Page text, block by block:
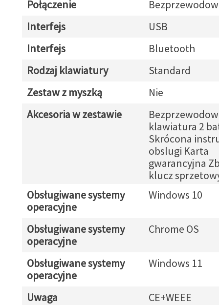
Połączenie
Interfejs
USB
Interfejs
Bluetooth
Rodzaj klawiatury
Standard
Zestaw z myszką
Nie
Akcesoria w zestawie
klawiatura 2
Skrócona
obslugi Karta
gwarancyjna
klucz
Obsługiwane systemy
operacyjne
Windows 10
Obsługiwane systemy
operacyjne
Chrome OS
Obsługiwane systemy
operacyjne
Windows 11
Uwaga CE+WEEE